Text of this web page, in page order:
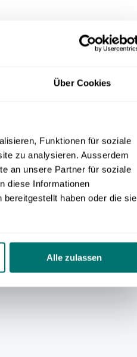
Über Cookies
Funktionen für soziale
zu analysieren. Ausserdem
an unsere Partner für soziale
diese Informationen
haben oder die sie
Alle zulassen